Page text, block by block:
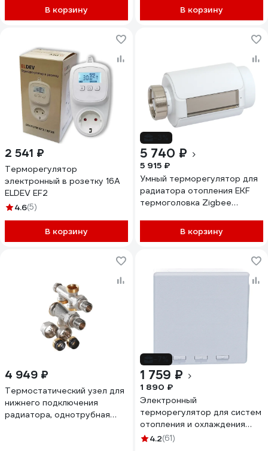
В корзину В корзину
2 541 ₽
Терморегулятор
электронный в розетку 16А
ELDEV EF2
4.6(5)
В корзину
5 740 ₽
5 915 ₽
Умный терморегулятор для
радиатора отопления EKF
термоголовка Zigbee
В корзину
4 949 ₽
Термостатический узел для
нижнего подключения
радиатора, однотрубная
1 759 ₽
1 890 ₽
Электронный
терморегулятор для систем
отопления и охлаждения
ALMAC IMA-1
4.2(61)